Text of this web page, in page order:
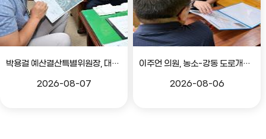
박용걸 예산결산특별위원장, 대공원로 확장공사 현안점검 간담회
2026-08-07
이주언 의원, 농소-강동 도로개설 민원 현장 점검
2026-08-06